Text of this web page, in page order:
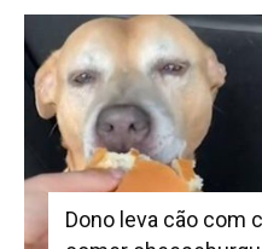
Dono leva cão com